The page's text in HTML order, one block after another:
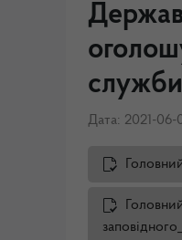
служби
Дата: 2021-06-